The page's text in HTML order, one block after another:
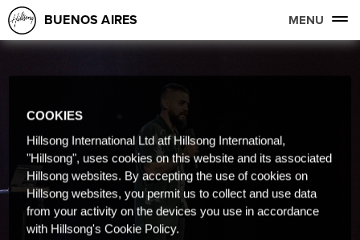
BUENOS AIRES MENU
COOKIES
Hillsong International Ltd atf Hillsong International,
"Hillsong", uses cookies on this website and its associated
Hillsong websites. By accepting the use of cookies on
Hillsong websites, you permit us to collect and use data
from your activity on the devices you use in accordance
with Hillsong's Cookie Policy.